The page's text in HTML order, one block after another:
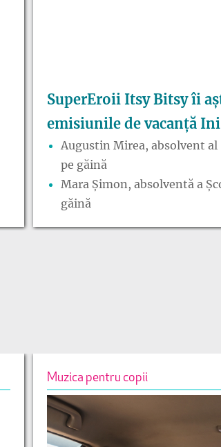
SuperEroii Itsy Bitsy îi
emisiunile de vacanță
Augustin Mirea, absolvent
pe găină
Mara Șimon, absolventă a
găină
Muzica pentru copii